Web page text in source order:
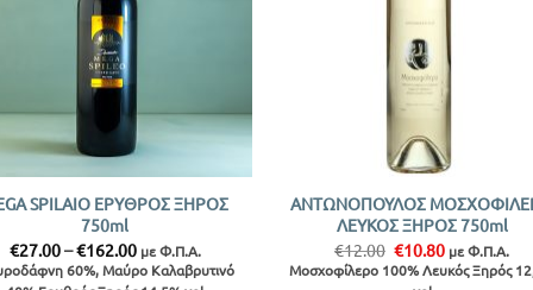
SPILAIO ΕΡΥΘΡΟΣ ΞΗΡΟΣ
750ml
€27.00–€162.00Price
range:
€27.00
με Φ.Π.Α.
60%, Μαύρο Καλαβρυτινό
ΑΝΤΩΝΟΠΟΥΛΟΣ
ΛΕΥΚΟΣ ΞΗΡΟΣ 750ml
€12.00 Original
price
was:
€10.80Η
τρέχουσα
τιμή
με Φ.Π.Α.
Μοσχοφίλερο 100% Λευκός Ξηρός